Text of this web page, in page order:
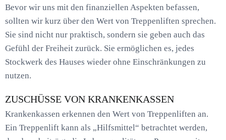
Bevor wir uns mit den finanziellen Aspekten befassen,
sollten wir kurz über den Wert von Treppenliften sprechen.
Sie sind nicht nur praktisch, sondern sie geben auch das
Gefühl der Freiheit zurück. Sie ermöglichen es, jedes
Stockwerk des Hauses wieder ohne Einschränkungen zu
nutzen.
ZUSCHÜSSE VON KRANKENKASSEN
Krankenkassen erkennen den Wert von Treppenliften an.
Ein Treppenlift kann als „Hilfsmittel“ betrachtet werden,